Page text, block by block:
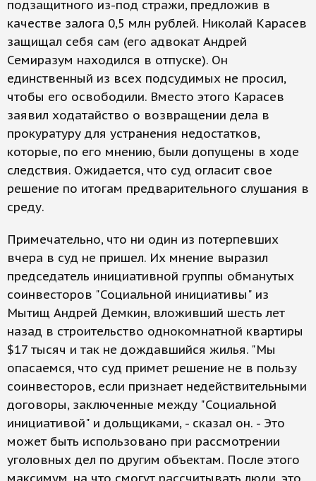
подзащитного из-под стражи, предложив в
качестве залога 0,5 млн рублей. Николай Карасев
защищал себя сам (его адвокат Андрей
Семиразум находился в отпуске). Он
единственный из всех подсудимых не просил,
чтобы его освободили. Вместо этого Карасев
заявил ходатайство о возвращении дела в
прокуратуру для устранения недостатков,
которые, по его мнению, были допущены в ходе
следствия. Ожидается, что суд огласит свое
решение по итогам предварительного слушания в
среду.
Примечательно, что ни один из потерпевших
вчера в суд не пришел. Их мнение выразил
председатель инициативной группы обманутых
соинвесторов "Социальной инициативы" из
Мытищ Андрей Демкин, вложивший шесть лет
назад в строительство однокомнатной квартиры
$17 тысяч и так не дождавшийся жилья. "Мы
опасаемся, что суд примет решение не в пользу
соинвесторов, если признает недействительными
договоры, заключенные между "Социальной
инициативой" и дольщиками, - сказал он. - Это
может быть использовано при рассмотрении
уголовных дел по другим объектам. После этого